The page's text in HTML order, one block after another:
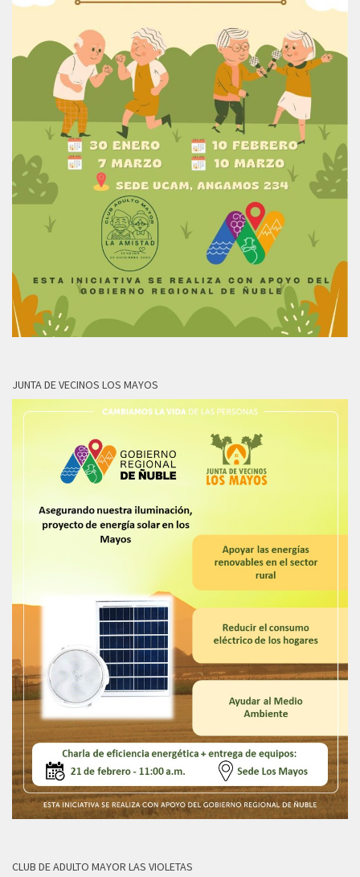
JUNTA DE VECINOS LOS MAYOS
CLUB DE ADULTO MAYOR LAS VIOLETAS